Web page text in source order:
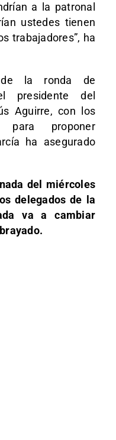
a la patronal
ustedes tienen
trabajadores”, ha
la ronda de
presidente del
Aguirre, con los
para proponer
ha asegurado
del miércoles
delegados de la
va a cambiar